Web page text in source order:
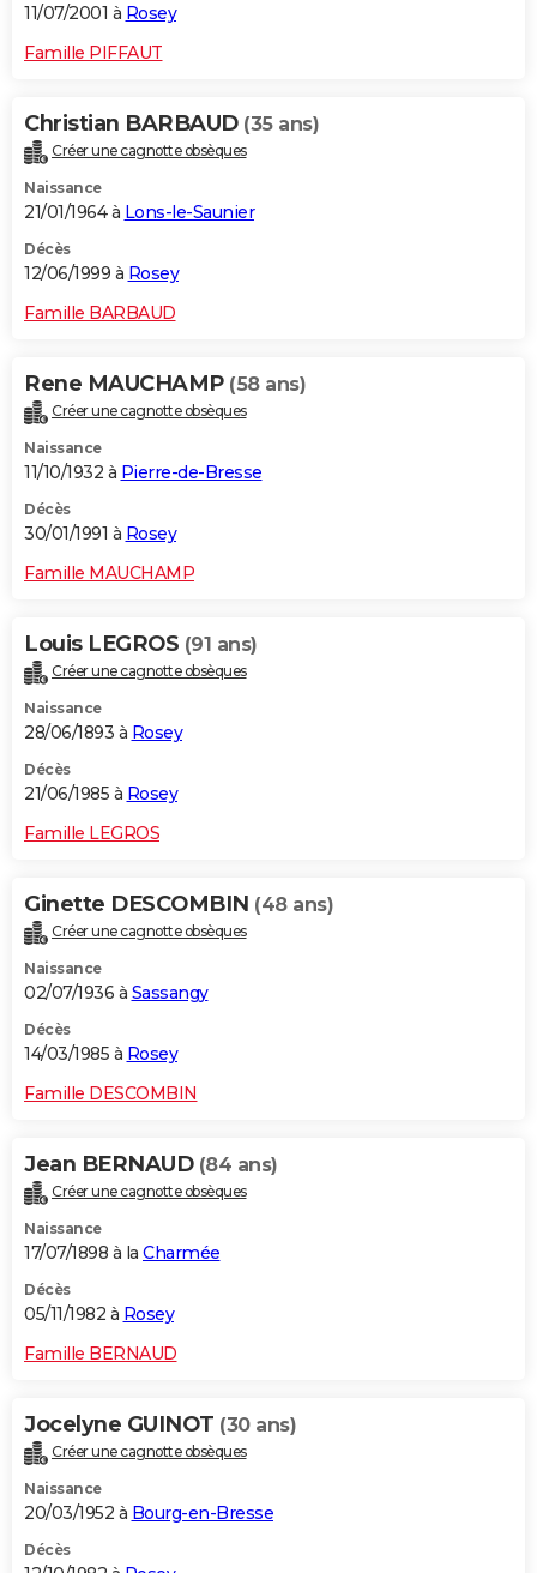
11/07/2001 à Rosey
Famille PIFFAUT
Christian BARBAUD (35 ans)
Créer une cagnotte obsèques
Naissance
21/01/1964 à Lons-le-Saunier
Décès
12/06/1999 à Rosey
Famille BARBAUD
Rene MAUCHAMP (58 ans)
Créer une cagnotte obsèques
Naissance
11/10/1932 à Pierre-de-Bresse
Décès
30/01/1991 à Rosey
Famille MAUCHAMP
Louis LEGROS (91 ans)
Créer une cagnotte obsèques
Naissance
28/06/1893 à Rosey
Décès
21/06/1985 à Rosey
Famille LEGROS
Ginette DESCOMBIN (48 ans)
Créer une cagnotte obsèques
Naissance
02/07/1936 à Sassangy
Décès
14/03/1985 à Rosey
Famille DESCOMBIN
Jean BERNAUD (84 ans)
Créer une cagnotte obsèques
Naissance
17/07/1898 à la Charmée
Décès
05/11/1982 à Rosey
Famille BERNAUD
Jocelyne GUINOT (30 ans)
Créer une cagnotte obsèques
Naissance
20/03/1952 à Bourg-en-Bresse
Décès